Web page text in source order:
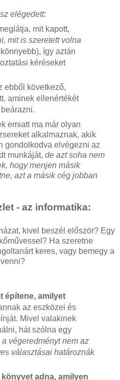
elégedett:
mit kapott,
mit is szeretett volna
így aztán
kéréseket
ebből következő,
aminek ellenértékét
emiatt ma már olyan
alkalmaznak, akik
gondolkodva elvégezni az
munkáját, de azt soha nem
hogy menjen másik
azt a másik cég jobban
- az informatika:
kivel beszél először? Egy
Ha szeretne
keres, vagy bemegy a
építene, amilyet
az eszközei és
Mivel valakinek
hát szólna egy
a végeredményt nem az
választásai határoznák
adna, amilyen